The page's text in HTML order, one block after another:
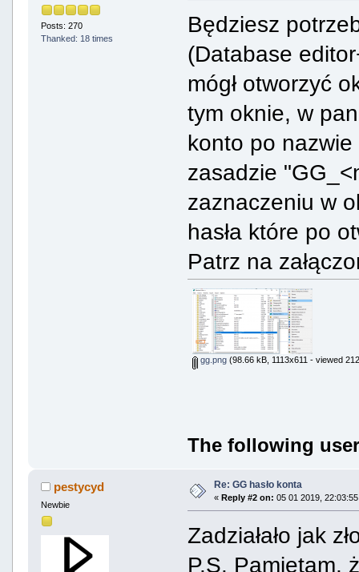
Posts: 270
Thanked: 18 times
Będziesz
(Database
mógł otworzyć
tym oknie, w
konto po
zasadzie
zaznaczeniu w
hasła które po
Patrz na
gg.png(98.66 kB, 1113x611 - viewed
The following
pestycyd
Newbie
Re: GG hasło konta
« Reply #2 on: 05 01 2019,
Zadziałało jak
P.S. Pamiętam,